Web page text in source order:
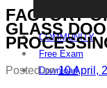
COMMUNITY
Free Exam
Download
FACTORY
GLASS
Posted on10 April,